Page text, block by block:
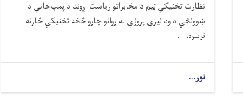
نظارت تخنیکي ټیم د مخابراتو ریاست اړوند د پمپ‌خانې د
ښوونځي د ودانیزې پروژې له روانو چارو څخه تخنیکي څارنه
ترسره. . .
نور...